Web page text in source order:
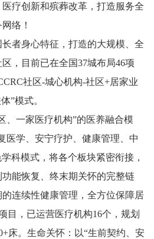
疗创新和殡葬改⾰，打造服务全
络！
者⾝⼼特征，打造的⼤规模、全
，⽬前已在全国37城布局46项
社区-城⼼机构-社区+居家业
”模式。
、⼀家医疗机构”的医养融合模
医学、安宁疗护、健康管理、中
科模式，将各个板块紧密衔接，
能恢复、终末期关怀的完整链
连续性健康管理，全⽅位保障居
⽬，已运营医疗机构16个，规划
床。⽣命关怀：以“⽣前契约、安